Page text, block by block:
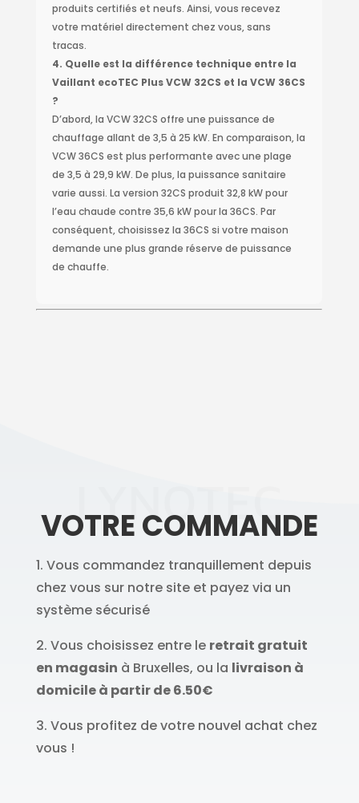
produits certifiés et neufs. Ainsi, vous recevez
votre matériel directement chez vous, sans
tracas.
4. Quelle est la différence technique entre la
Vaillant ecoTEC Plus VCW 32CS et la VCW 36CS
?
D’abord, la VCW 32CS offre une puissance de
chauffage allant de 3,5 à 25 kW. En comparaison, la
VCW 36CS est plus performante avec une plage
de 3,5 à 29,9 kW. De plus, la puissance sanitaire
varie aussi. La version 32CS produit 32,8 kW pour
l’eau chaude contre 35,6 kW pour la 36CS. Par
conséquent, choisissez la 36CS si votre maison
demande une plus grande réserve de puissance
de chauffe.
LYNOTEC
VOTRE COMMANDE
1. Vous commandez tranquillement depuis
chez vous sur notre site et payez via un
système sécurisé
2. Vous choisissez entre le retrait gratuit
en magasin à Bruxelles, ou la livraison à
domicile à partir de 6.50€
3. Vous profitez de votre nouvel achat chez
vous !